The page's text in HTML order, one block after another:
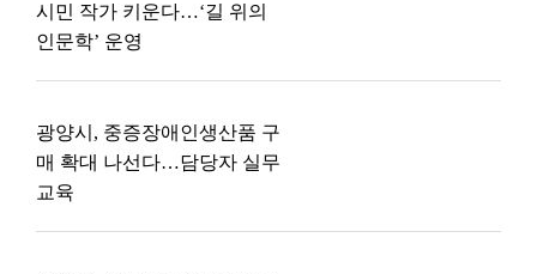
시민 작가 키운다…‘길 위의
인문학’ 운영
광양시, 중증장애인생산품 구
매 확대 나선다…담당자 실무
교육